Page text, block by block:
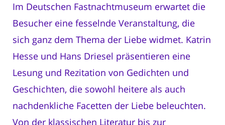
Im Deutschen Fastnachtmuseum erwartet die
Besucher eine fesselnde Veranstaltung, die
sich ganz dem Thema der Liebe widmet. Katrin
Hesse und Hans Driesel präsentieren eine
Lesung und Rezitation von Gedichten und
Geschichten, die sowohl heitere als auch
nachdenkliche Facetten der Liebe beleuchten.
Von der klassischen Literatur bis zur